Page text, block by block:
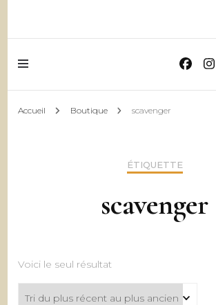
Accueil Boutique scavenger
ÉTIQUETTE
scavenger
Voici le seul résultat